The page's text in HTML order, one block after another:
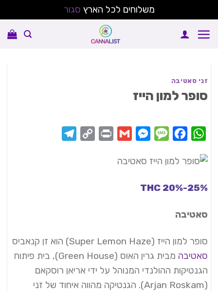
משלוחים לכל הארץ סגור
to
זני סאטיבה
סופר למון הייז
WhatsApp
Facebook
Message
Messenger
Gmail
Print
Copy
THC 20%-25%
סאטיבה
סופר למון הייז (Super Lemon Haze) הוא זן קנאביס
סאטיבה
מבית גרין האוס (Green House), בית פיתוח
הגנטיקות ההולנדי המנוהל על ידי אריאן רוסקאם
(Arjan Roskam). הגנטיקה מהווה איחוד של זני